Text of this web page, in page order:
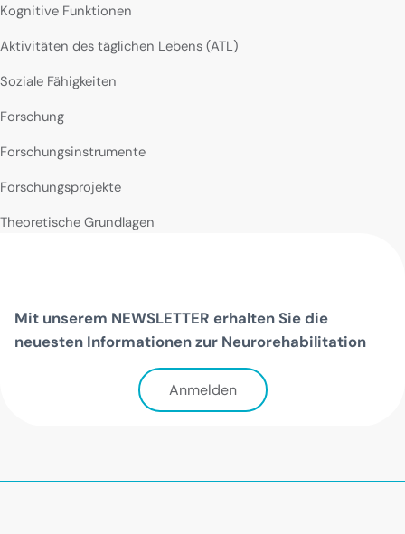
Kognitive Funktionen
Aktivitäten des täglichen Lebens (ATL)
Soziale Fähigkeiten
Forschung
Forschungsinstrumente
Forschungsprojekte
Theoretische Grundlagen
Mit unserem NEWSLETTER erhalten Sie die
neuesten Informationen zur Neurorehabilitation
Anmelden